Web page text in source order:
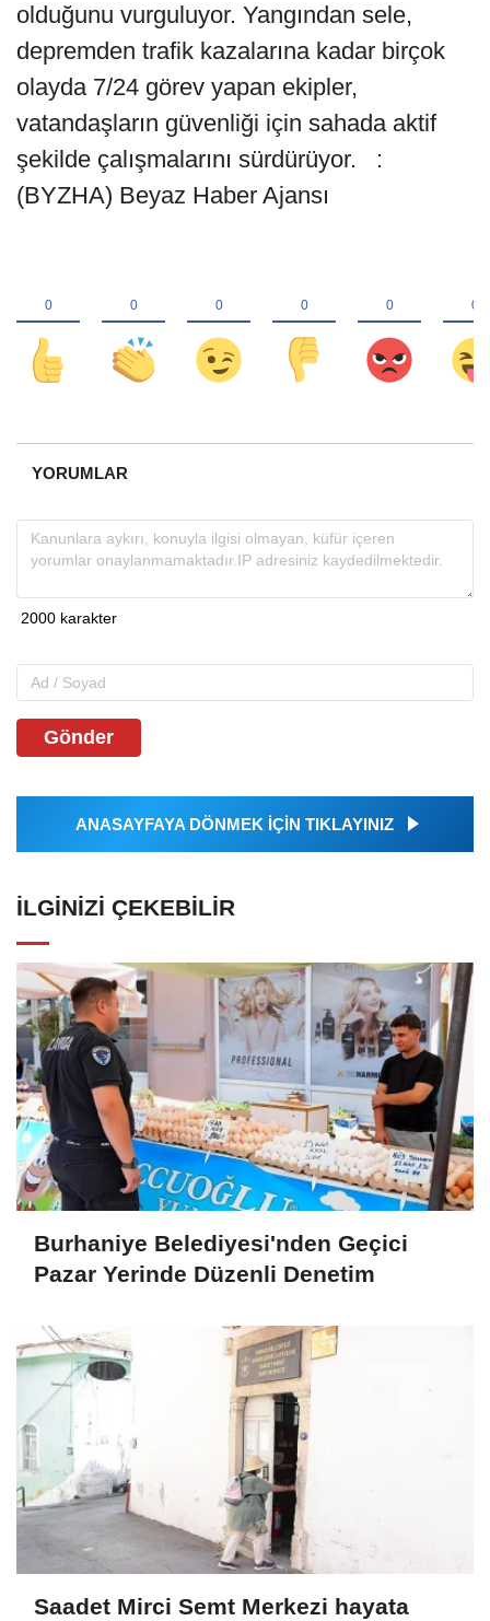
olduğunu vurguluyor. Yangından sele,
depremden trafik kazalarına kadar birçok
olayda 7/24 görev yapan ekipler,
vatandaşların güvenliği için sahada aktif
şekilde çalışmalarını sürdürüyor. :
(BYZHA) Beyaz Haber Ajansı
YORUMLAR
Gönder
ANASAYFAYA DÖNMEK İÇİN TIKLAYINIZ
İLGINIZI ÇEKEBILIR
Burhaniye Belediyesi'nden Geçici
Pazar Yerinde Düzenli Denetim
Saadet Mirci Semt Merkezi hayata